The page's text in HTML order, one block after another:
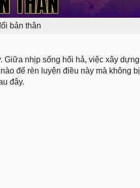
bản thân
Giữa nhịp sống hối hả, việc xây dựng
để rèn luyện điều này mà không bị
đây.